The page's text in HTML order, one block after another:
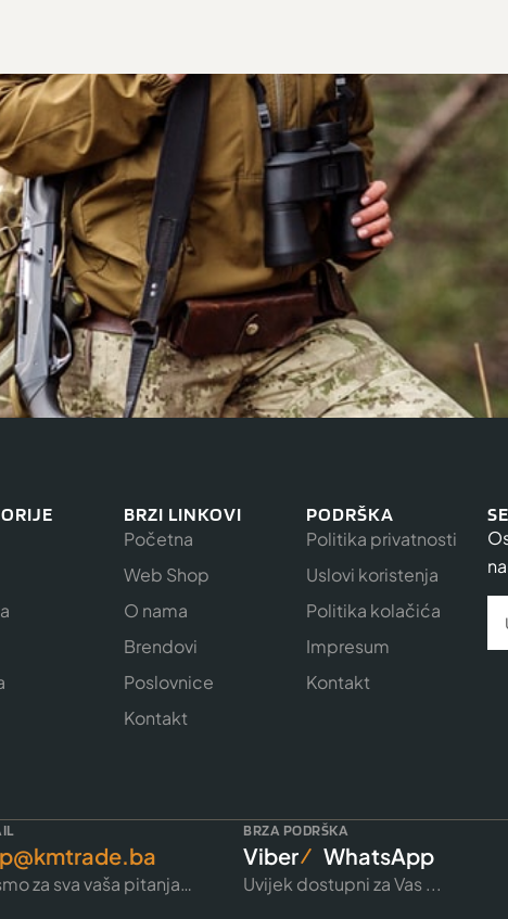
BRZI LINKOVI
Početna
Web Shop
O nama
Brendovi
Poslovnice
Kontakt
PODRŠKA
Politika privatnosti
Uslovi koristenja
Politika kolačića
Impresum
Kontakt
za sva vaša pitanja…
BRZA PODRŠKA
Viber WhatsApp
Uvijek dostupni za Vas ...